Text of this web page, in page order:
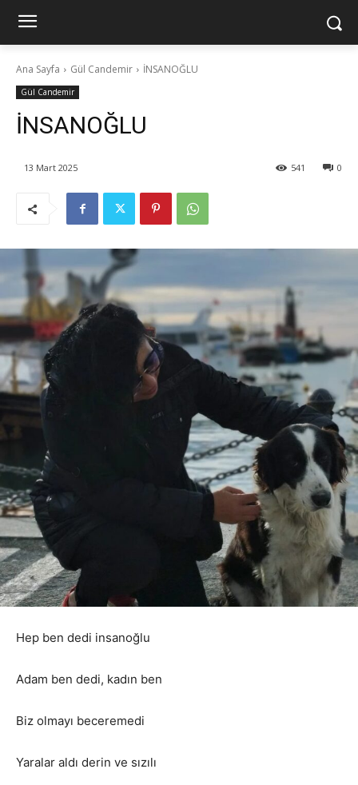
Ana Sayfa Gül Candemir İNSANOĞLU
Gül Candemir
İNSANOĞLU
13 Mart 2025 0
541
Hep ben dedi insanoğlu
Adam ben dedi, kadın ben
Biz olmayı beceremedi
Yaralar aldı derin ve sızılı